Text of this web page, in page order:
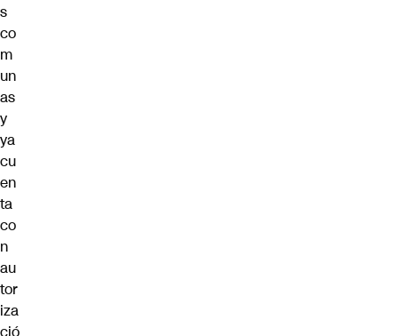
s
co
m
un
as
y
ya
cu
en
ta
co
n
au
tor
iza
ció